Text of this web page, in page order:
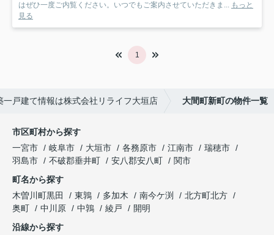
はぜひ一度ご内覧ください。いつでもご案内させていただきま... もっと
見る
1
戸建て情報は株式会社リライフ大垣店 大間町新町の物件一覧
市区町村から探す
一宮市
岐阜市 大垣市 各務原市 江南市
瑞穂市
羽島市
不破郡垂井町 安八郡安八町
関市
町名から探す
木曽川町黒田
東鶉 多加木 南今ケ渕
北方町北方
奥町
中川原 中鶉 綾戸
開明
沿線から探す